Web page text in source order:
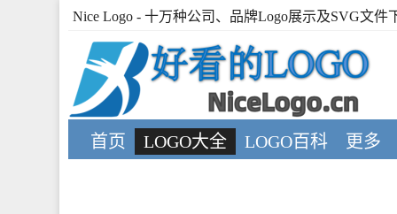
Nice Logo - 十万种公司、品牌Logo展示及SVG文件
首页 LOGO大全 LOGO百科 更多